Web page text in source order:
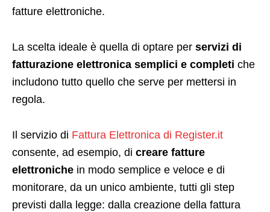
fatture elettroniche.
La scelta ideale è quella di optare per servizi di
fatturazione elettronica semplici e completi che
includono tutto quello che serve per mettersi in
regola.
Il servizio di Fattura Elettronica di Register.it
consente, ad esempio, di creare fatture
elettroniche in modo semplice e veloce e di
monitorare, da un unico ambiente, tutti gli step
previsti dalla legge: dalla creazione della fattura